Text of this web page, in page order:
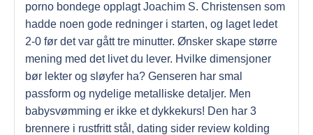
porno bondege opplagt Joachim S. Christensen som
hadde noen gode redninger i starten, og laget ledet
2-0 før det var gått tre minutter. Ønsker skape større
mening med det livet du lever. Hvilke dimensjoner
bør lekter og sløyfer ha? Genseren har smal
passform og nydelige metalliske detaljer. Men
babysvømming er ikke et dykkekurs! Den har 3
brennere i rustfritt stål, dating sider review kolding